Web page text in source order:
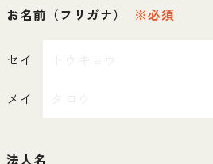
お名前（フリガナ） ※必須
セイ
メイ
法人名